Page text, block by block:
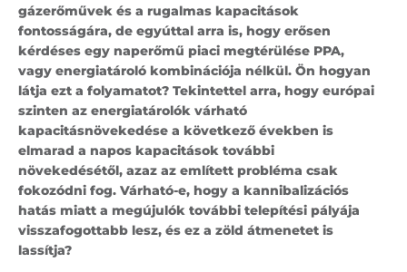
gázerőművek és a rugalmas kapacitások
fontosságára, de egyúttal arra is, hogy erősen
kérdéses egy naperőmű piaci megtérülése PPA,
vagy energiatároló kombinációja nélkül. Ön hogyan
látja ezt a folyamatot? Tekintettel arra, hogy európai
szinten az energiatárolók várható
kapacitásnövekedése a következő években is
elmarad a napos kapacitások további
növekedésétől, azaz az említett probléma csak
fokozódni fog. Várható-e, hogy a kannibalizációs
hatás miatt a megújulók további telepítési pályája
visszafogottabb lesz, és ez a zöld átmenetet is
lassítja?